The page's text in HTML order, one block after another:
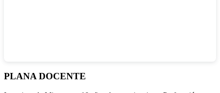
PLANA DOCENTE